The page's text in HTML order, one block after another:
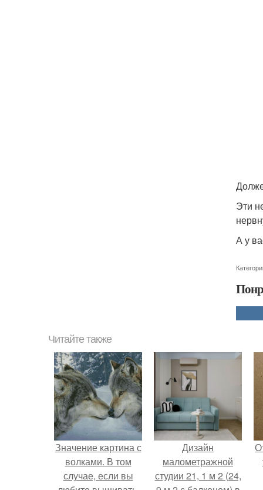
Эти
А у
Читайте также
Значение картина с
волками. В том
случае, если вы
Дизайн
малометражной
студии 21, 1 м 2 (24,